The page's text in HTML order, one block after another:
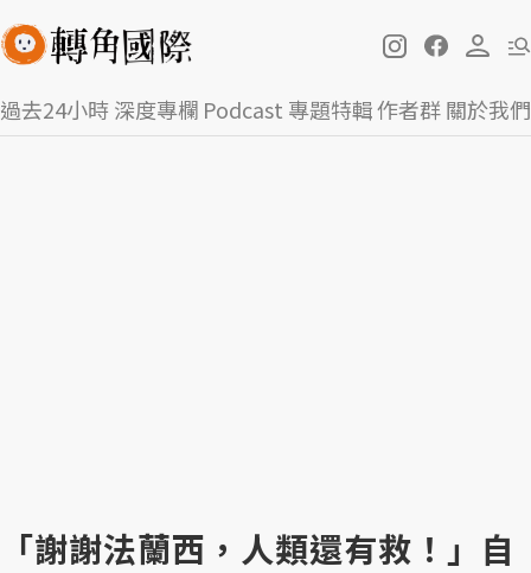
過去24小時深度專欄 Podcast 專題特輯作者群關於我們
「謝謝法蘭西，人類還有救！」自